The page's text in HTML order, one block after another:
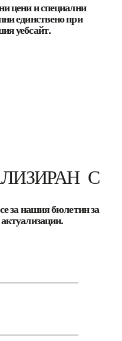
цени и специални
единствено при
уебсайт.
С
за нашия бюлетин за